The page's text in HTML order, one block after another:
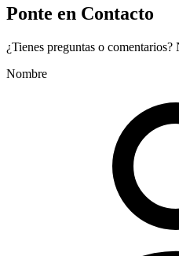
Ponte en Contacto
¿Tienes preguntas o comentarios?
Nombre